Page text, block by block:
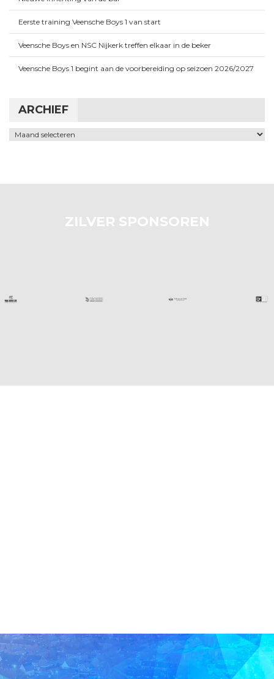
Eerste training Veensche Boys 1 van start
Veensche Boys en NSC Nijkerk treffen elkaar in de beker
Veensche Boys 1 begint aan de voorbereiding op seizoen 2026/2027
ARCHIEF
Archief
ZILVER SPONSOREN